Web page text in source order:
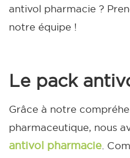
antivol pharmacie ?
notre équipe !
Le pack
Grâce à notre
pharmaceutique, nous
antivol pharmacie .